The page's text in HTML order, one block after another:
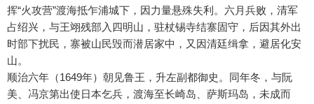
挥“火攻营”渡海抵乍浦城下，因力量悬殊失利。六月兵败，清军
占绍兴，与王翊残部入四明山，驻杖锡寺结寨固守，后因其外出
时部下扰民，寨被山民毁而潜居家中，又因清廷缉拿，避居化安
山。
顺治六年（1649年）朝见鲁王，升左副都御史。同年冬，与阮
美、冯京第出使日本乞兵，渡海至长崎岛、萨斯玛岛，未成而